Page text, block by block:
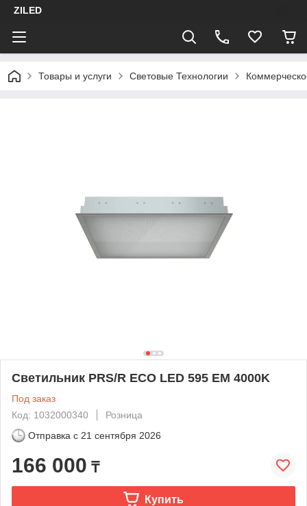
ZILED
Товары и услуги Световые Технологии
Светильник PRS/R ECO LED 595 EM 4000K
Под заказ
Код: 1032000340
Розница
Отправка с 21 сентября 2026
166 000 ₸
Купить